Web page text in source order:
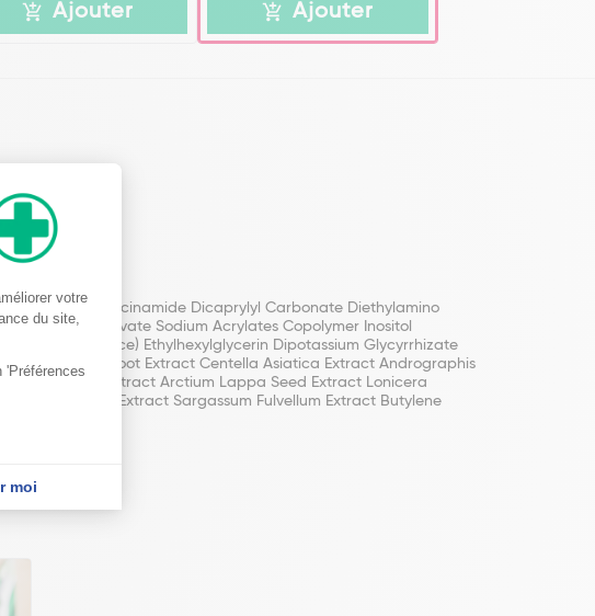
Ajouter Ajouter
Hexanediol Niacinamide Dicaprylyl Carbonate Diethylamino
Ethylhexyl Olivate Sodium Acrylates Copolymer Inositol
Ethylhexylglycerin Dipotassium Glycyrrhizate
(Licorice) Root Extract Centella Asiatica Extract Andrographis
Seed Extract Arctium Lappa Seed Extract Lonicera
Japonica Extract Sargassum Fulvellum Extract Butylene